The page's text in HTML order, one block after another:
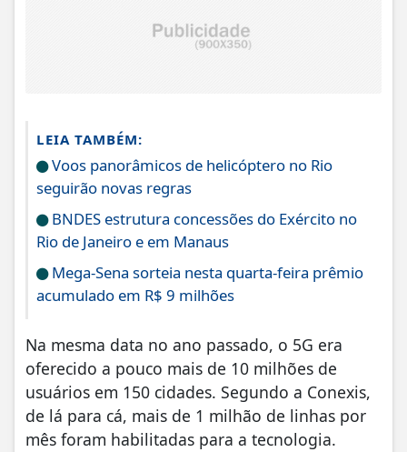
LEIA TAMBÉM:
Voos panorâmicos de helicóptero no Rio
seguirão novas regras
BNDES estrutura concessões do Exército no
Rio de Janeiro e em Manaus
Mega-Sena sorteia nesta quarta-feira prêmio
acumulado em R$ 9 milhões
Na mesma data no ano passado, o 5G era
oferecido a pouco mais de 10 milhões de
usuários em 150 cidades. Segundo a Conexis,
de lá para cá, mais de 1 milhão de linhas por
mês foram habilitadas para a tecnologia.